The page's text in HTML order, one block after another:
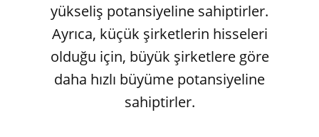
yükseliş potansiyeline sahiptirler.
Ayrıca, küçük şirketlerin hisseleri
olduğu için, büyük şirketlere göre
daha hızlı büyüme potansiyeline
sahiptirler.